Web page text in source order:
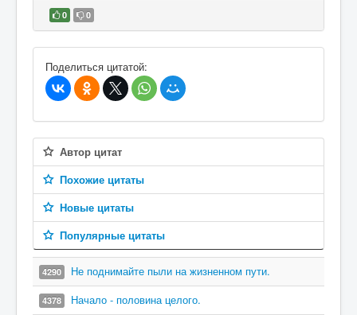
0 0
В избранное
Поделиться цитатой:
Автор цитат
Похожие цитаты
Новые цитаты
Популярные цитаты
4290 Не поднимайте пыли на жизненном пути.
4378 Начало - половина целого.